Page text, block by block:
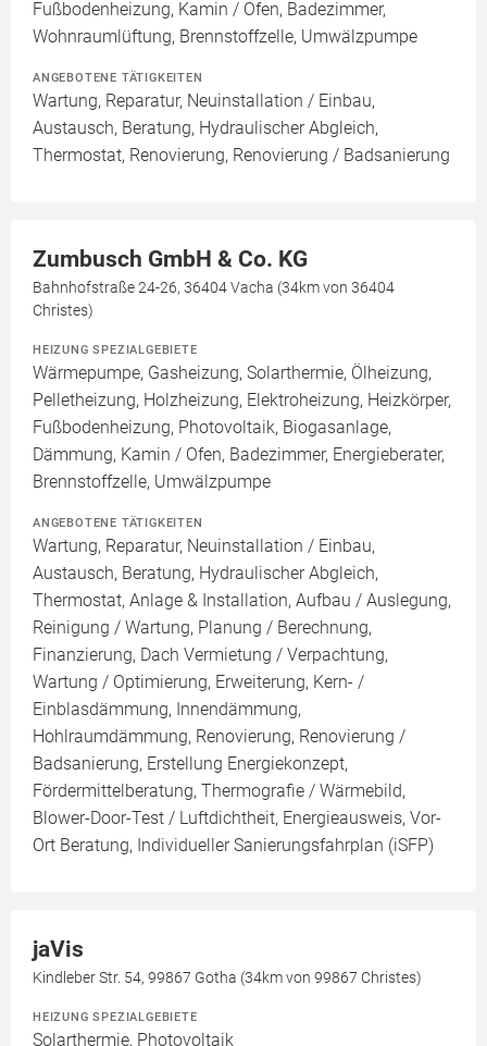
Fußbodenheizung, Kamin / Ofen, Badezimmer,
Wohnraumlüftung, Brennstoffzelle, Umwälzpumpe
ANGEBOTENE TÄTIGKEITEN
Wartung, Reparatur, Neuinstallation / Einbau,
Austausch, Beratung, Hydraulischer Abgleich,
Thermostat, Renovierung, Renovierung / Badsanierung
Zumbusch GmbH & Co. KG
Bahnhofstraße 24-26, 36404 Vacha (34km von 36404
Christes)
HEIZUNG SPEZIALGEBIETE
Wärmepumpe, Gasheizung, Solarthermie, Ölheizung,
Pelletheizung, Holzheizung, Elektroheizung, Heizkörper,
Fußbodenheizung, Photovoltaik, Biogasanlage,
Dämmung, Kamin / Ofen, Badezimmer, Energieberater,
Brennstoffzelle, Umwälzpumpe
ANGEBOTENE TÄTIGKEITEN
Wartung, Reparatur, Neuinstallation / Einbau,
Austausch, Beratung, Hydraulischer Abgleich,
Thermostat, Anlage & Installation, Aufbau / Auslegung,
Reinigung / Wartung, Planung / Berechnung,
Finanzierung, Dach Vermietung / Verpachtung,
Wartung / Optimierung, Erweiterung, Kern- /
Einblasdämmung, Innendämmung,
Hohlraumdämmung, Renovierung, Renovierung /
Badsanierung, Erstellung Energiekonzept,
Fördermittelberatung, Thermografie / Wärmebild,
Blower-Door-Test / Luftdichtheit, Energieausweis, Vor-
Ort Beratung, Individueller Sanierungsfahrplan (iSFP)
jaVis
Kindleber Str. 54, 99867 Gotha (34km von 99867 Christes)
HEIZUNG SPEZIALGEBIETE
Solarthermie, Photovoltaik